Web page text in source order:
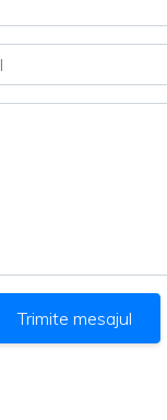
Trimite mesajul